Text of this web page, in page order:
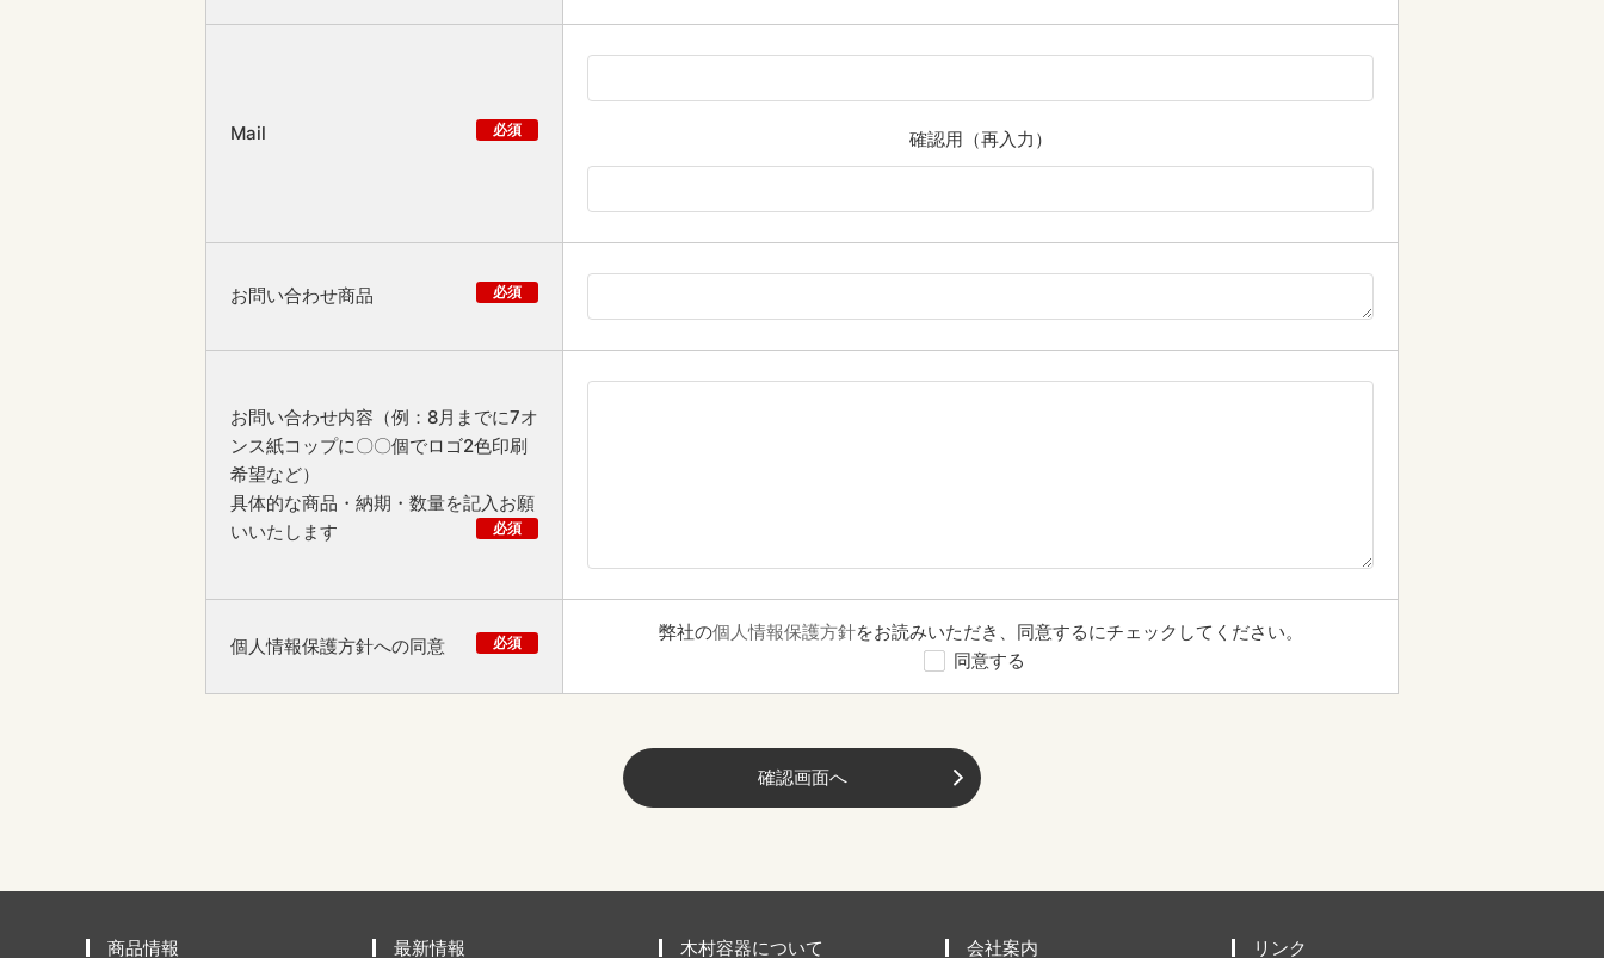
Mail 必須 確認用（再入力）
お問い合わせ商品 必須
お問い合わせ内容（例：8月までに7オ
ンス紙コップに〇〇個でロゴ2色印刷
希望など）
具体的な商品・納期・数量を記入お願
いいたします
必須
個人情報保護方針への同意 必須 弊社の個人情報保護方針をお読みいただき、同意するにチェックしてください。
同意する
商品情報 最新情報 木村容器について 会社案内 リンク